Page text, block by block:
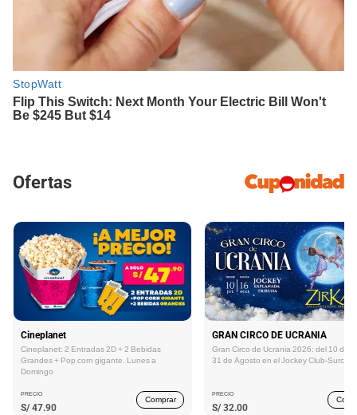
Ofertas
Cineplanet
Cineplanet: 2 Entradas 2D + 2 Bebidas
Grandes + Pop corn gigante. Lunes a
Domingo
PRECIO
S/ 47.90
Comprar
GRAN CIRCO DE UCRANIA
Gran Circo de Ucrania 2026: del 10 de
31 de Agosto en el Jockey Club-Surco
PRECIO
S/ 32.00